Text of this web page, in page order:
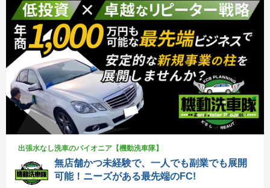
出張水なし洗車のパイオニア【機動洗車隊】
無店舗かつ未経験で、一人でも副業でも展開
可能！ニーズがある最先端のFC!